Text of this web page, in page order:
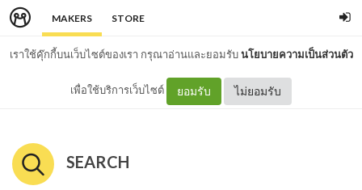
MAKERS STORE
เราใช้คุ๊กกี้บนเว็บไซต์ของเรา กรุณาอ่านและยอมรับนโยบายความเป็นส่วนตัว
เพื่อใช้บริการเว็บไซต์ ยอมรับ ไม่ยอมรับ
SEARCH